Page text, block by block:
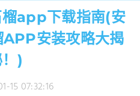
app下载指南(安
安装攻略大揭
)
15 07:32:16